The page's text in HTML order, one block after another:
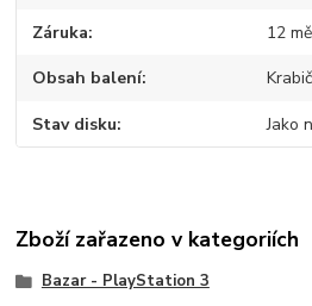
Záruka 12
Obsah balení
Stav disku Jako
Zboží zařazeno v kategoriích
Bazar - PlayStation 3